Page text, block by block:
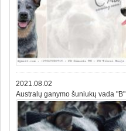
2021.08.02
Australų ganymo šuniukų vada "B"